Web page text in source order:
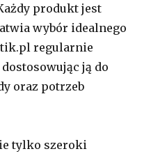
produkt jest
wybór idealnego
regularnie
ją do
oraz potrzeb
tylko szeroki